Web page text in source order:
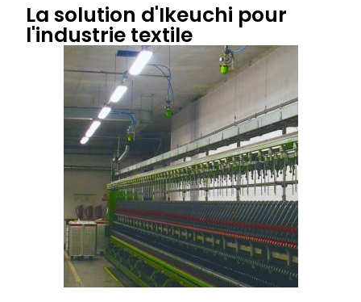
La solution d'Ikeuchi pour
l'industrie textile